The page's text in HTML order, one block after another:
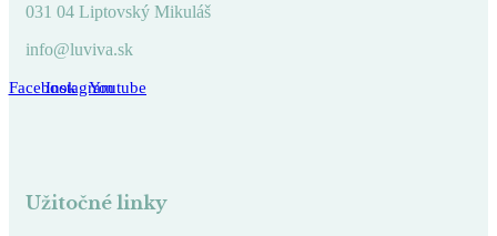
031 04 Liptovský Mikuláš
info@luviva.sk
FacebookInstagramYoutube
Užitočné linky